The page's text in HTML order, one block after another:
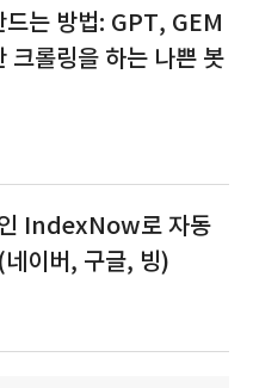
는 방법: GPT, GEM
크롤링을 하는 나쁜 봇
IndexNow로 자동
이버, 구글, 빙)